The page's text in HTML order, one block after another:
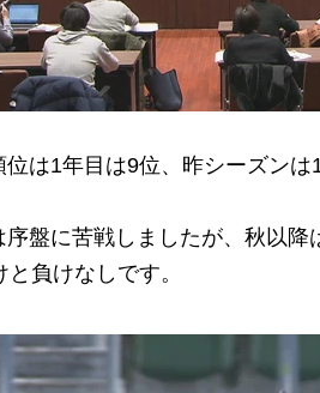
は1年目は9位、昨シーズンは
盤に苦戦しましたが、秋以降
負けなしです。